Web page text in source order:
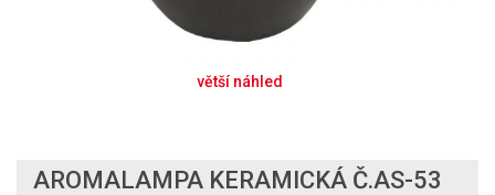
AROMALAMPA KERAMICKÁ Č.AS-53